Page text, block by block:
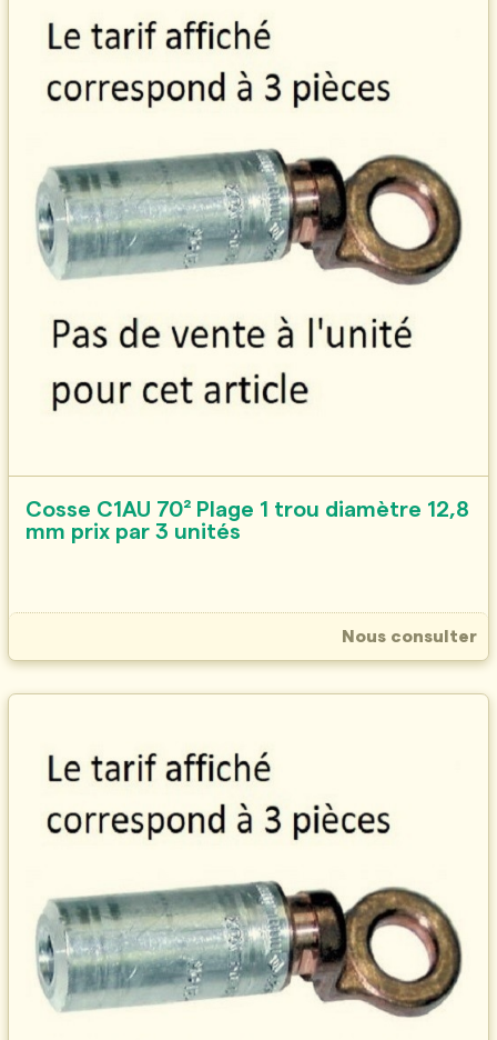
Cosse C1AU 70² Plage 1 trou diamètre 12,8
mm prix par 3 unités
Nous consulter